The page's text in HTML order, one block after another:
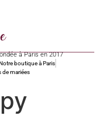
à Paris en 2017
boutique à Paris
de mariées